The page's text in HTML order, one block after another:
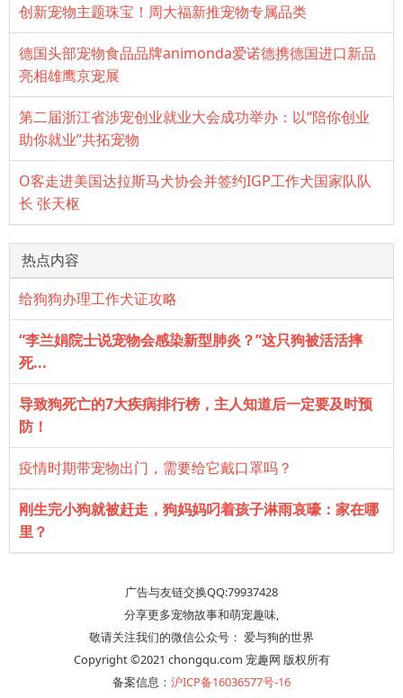
创新宠物主题珠宝！周大福新推宠物专属品类
德国头部宠物食品品牌animonda爱诺德携德国进口新品
亮相雄鹰京宠展
第二届浙江省涉宠创业就业大会成功举办：以“陪你创业
助你就业”共拓宠物
O客走进美国达拉斯马犬协会并签约IGP工作犬国家队队
长 张天枢
热点内容
给狗狗办理工作犬证攻略
“李兰娟院士说宠物会感染新型肺炎？”这只狗被活活摔
死...
导致狗死亡的7大疾病排行榜，主人知道后一定要及时预
防！
疫情时期带宠物出门，需要给它戴口罩吗？
刚生完小狗就被赶走，狗妈妈叼着孩子淋雨哀嚎：家在哪
里？
广告与友链交换QQ:79937428
分享更多宠物故事和萌宠趣味,
敬请关注我们的微信公众号： 爱与狗的世界
Copyright ©2021 chongqu.com 宠趣网 版权所有
备案信息： 沪ICP备16036577号-16